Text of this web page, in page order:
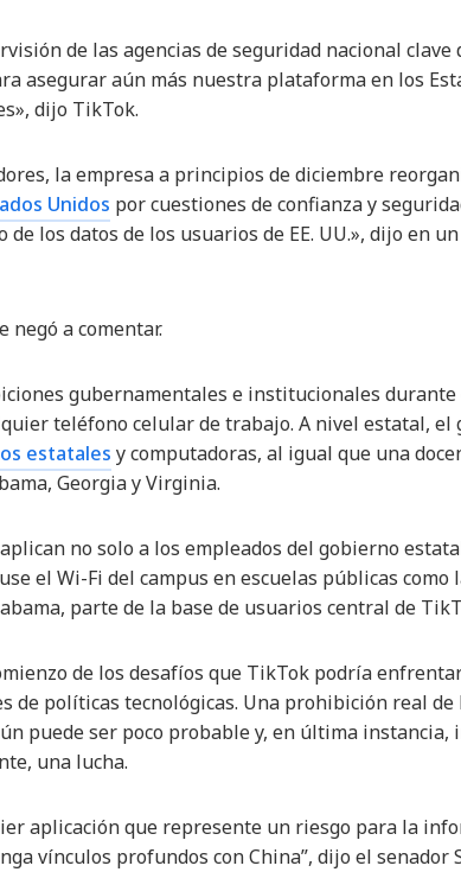
de las agencias de seguridad nacional
asegurar aún más nuestra plataforma en los
dijo TikTok.
la empresa a principios de diciembre
Unidos por cuestiones de confianza y
los datos de los usuarios de EE. UU.», dijo en
negó a comentar.
gubernamentales e institucionales durante
teléfono celular de trabajo. A nivel estatal, el
estatales y computadoras, al igual que una
Georgia y Virginia.
no solo a los empleados del gobierno
el Wi-Fi del campus en escuelas públicas como
parte de la base de usuarios central de
de los desafíos que TikTok podría
de políticas tecnológicas. Una prohibición real de
puede ser poco probable y, en última instancia,
una lucha.
aplicación que represente un riesgo para la
vínculos profundos con China”, dijo el senador